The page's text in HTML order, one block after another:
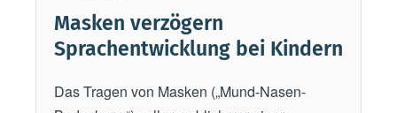
g
e
a
d
e
T
Masken verzögern
Sprachentwicklung bei Kindern
Das Tragen von Masken („Mund-Nasen-